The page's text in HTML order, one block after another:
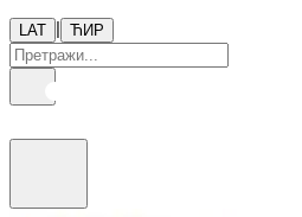
LAT | ЋИР